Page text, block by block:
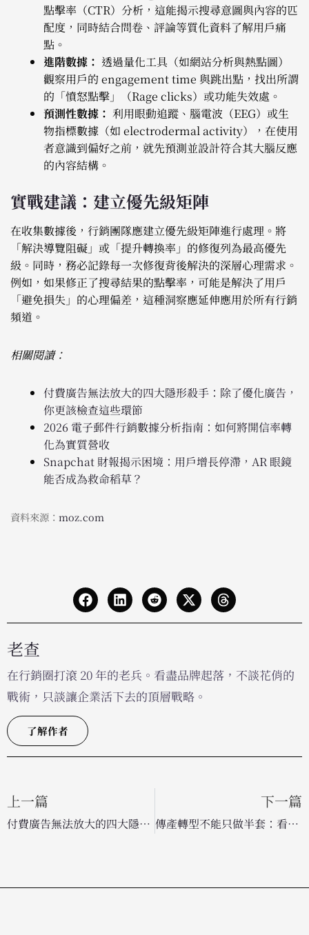
點擊率（CTR）分析，這能揭示搜尋意圖與內容的匹
配度，同時結合問卷、評論等質化資料了解用戶痛
點。
進階數據： 透過量化工具（如網站分析與熱點圖）
觀察用戶的 engagement time 與跳出點，找出所謂
的「憤怒點擊」（Rage clicks）或功能失效處。
預測性數據： 利用眼動追蹤、腦電波（EEG）或生
物指標數據（如 electrodermal activity），在使用
者意識到偏好之前，就先預測並設計符合其大腦反應
的內容結構。
實戰建議：建立優先級矩陣
在收集數據後，行銷團隊應建立優先級矩陣進行處理。將
「解決導覽阻礙」或「提升轉換率」的修復列為最高優先
級。同時，務必記錄每一次修復背後解決的深層心理需求。
例如，如果修正了搜尋結果的點擊率，可能是解決了用戶
「避免損失」的心理偏差，這種洞察應延伸應用於所有行銷
頻道。
相關閱讀：
付費廣告無法放大的四大隱形殺手：除了優化廣告，
你更該檢查這些環節
2026 電子郵件行銷數據分析指南：如何將開信率轉
化為實質營收
Snapchat 財報揭示困境：用戶增長停滯，AR 眼鏡
能否成為救命稻草？
資料來源： moz.com
老查
在行銷圈打滾 20 年的老兵。看盡品牌起落，不談花俏的
戰術，只談讓企業活下去的頂層戰略。
了解作者
上一篇
付費廣告無法放大的四大隱形殺手：除了優化廣告，你更該檢查這些環節
下一篇
傳產轉型不能只做半套：看全鋒 T-Life 如何靠 MarTech 玩轉數據變現